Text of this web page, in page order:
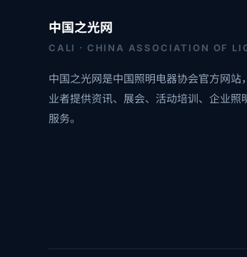
中国之光网
CALI · CHINA ASSOCIATION OF
中国之光网是中国照明电器协会官方网站
业者提供资讯、展会、活动培训、企业照
服务。